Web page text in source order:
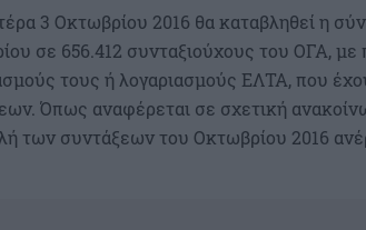
3 Οκτωβρίου 2016 θα καταβληθεί η
σε 656.412 συνταξιούχους του ΟΓΑ, με
τους ή λογαριασμούς ΕΛΤΑ, που
Όπως αναφέρεται σε σχετική
των συντάξεων του Οκτωβρίου 2016